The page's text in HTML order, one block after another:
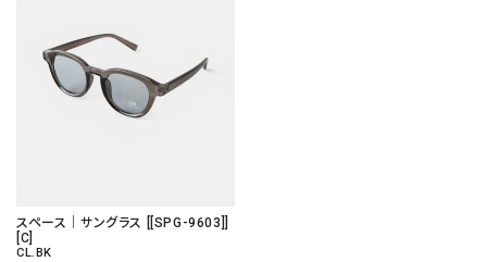
スペース｜サングラス [[SPG-9603]]
[C]
CL.BK